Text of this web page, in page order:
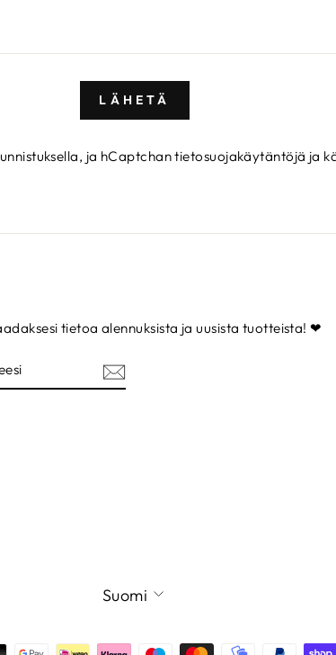
LÄHETÄ
ja hCaptchantietosuojakäytäntöjä ja
tietoa alennuksista ja uusista tuotteista! ❤
KIELI
Suomi